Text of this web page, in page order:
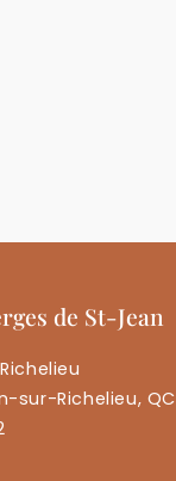
de St-Jean
sur-Richelieu, QC